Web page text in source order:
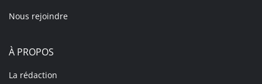
Nous rejoindre
À PROPOS
La rédaction